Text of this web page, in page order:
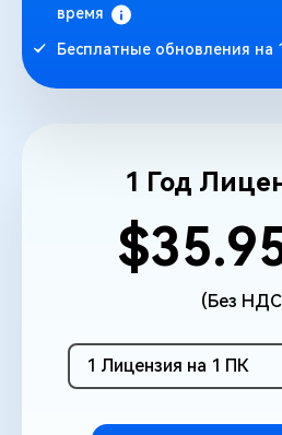
время
Бесплатные обновления на
1 Год
(Без
1 Лицензия на 1 ПК